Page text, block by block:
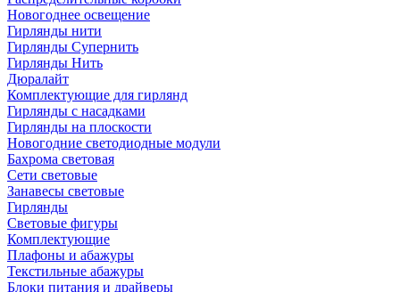
Новогоднее освещение
Гирлянды нити
Гирлянды Супернить
Гирлянды Нить
Дюралайт
Комплектующие для гирлянд
Гирлянды с насадками
Гирлянды на плоскости
Новогодние светодиодные модули
Бахрома световая
Сети световые
Занавесы световые
Гирлянды
Световые фигуры
Комплектующие
Плафоны и абажуры
Текстильные абажуры
Блоки питания и драйверы